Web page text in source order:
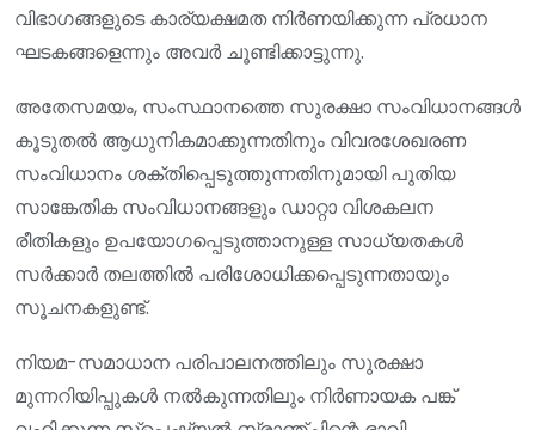
വിഭാഗങ്ങളുടെ കാര്യക്ഷമത നിർണയിക്കുന്ന പ്രധാന
ഘടകങ്ങളെന്നും അവർ ചൂണ്ടിക്കാട്ടുന്നു.
അതേസമയം, സംസ്ഥാനത്തെ സുരക്ഷാ സംവിധാനങ്ങൾ
കൂടുതൽ ആധുനികമാക്കുന്നതിനും വിവരശേഖരണ
സംവിധാനം ശക്തിപ്പെടുത്തുന്നതിനുമായി പുതിയ
സാങ്കേതിക സംവിധാനങ്ങളും ഡാറ്റാ വിശകലന
രീതികളും ഉപയോഗപ്പെടുത്താനുള്ള സാധ്യതകൾ
സർക്കാർ തലത്തിൽ പരിശോധിക്കപ്പെടുന്നതായും
സൂചനകളുണ്ട്.
നിയമ-സമാധാന പരിപാലനത്തിലും സുരക്ഷാ
മുന്നറിയിപ്പുകൾ നൽകുന്നതിലും നിർണായക പങ്ക്